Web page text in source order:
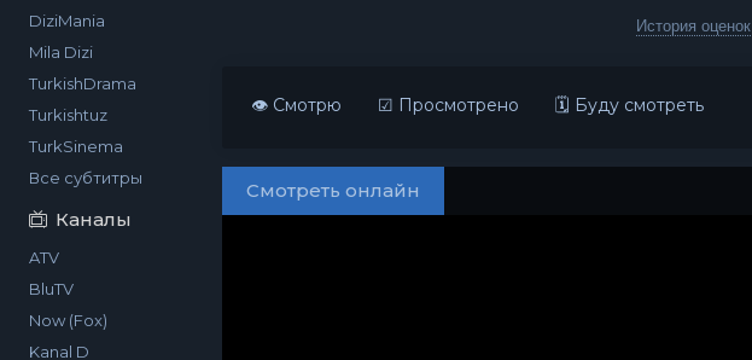
DiziMania
Mila Dizi
TurkishDrama
Turkishtuz
TurkSinema
Все субтитры
Каналы
ATV
BluTV
Now (Fox)
Kanal D
История оценок
👁 Смотрю ☑ Просмотрено 🗓 Буду смотреть
Смотреть онлайн